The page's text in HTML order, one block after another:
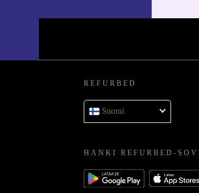
REFURBED
Suomi
HANKI REFURBED-